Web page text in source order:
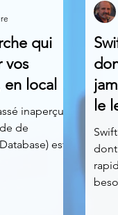
qui
vos
local
inaperçu
de
est
le
dont